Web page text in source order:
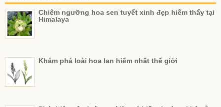
Chiêm ngưỡng hoa sen tuyết xinh đẹp hiếm thấy tại
Himalaya
Khám phá loài hoa lan hiếm nhất thế giới